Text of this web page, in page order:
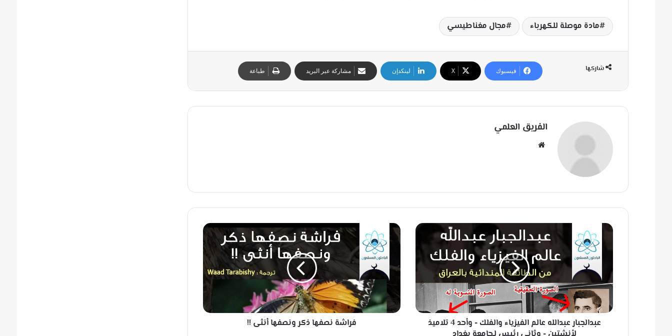
مادة موصلة للكهرباء مجال مغناطيسي
شاركها فيسبوك ‫X لينكدإن مشاركة عبر البريد طباعة
الفريق العلمي
ع
د
ل
ج
ر
عبدالجبار عبدالله عالم الفيزياء والفلك - وأحد 4 تلاميذ
ف
ر
ة
ف
ه
فراشة نصفها ذكر ونصفها أنثى !!